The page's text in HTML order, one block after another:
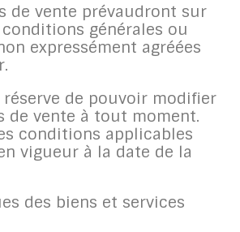
de vente prévaudront sur
générales ou
expressément agréées
réserve de pouvoir modifier
de vente à tout moment.
conditions applicables
vigueur à la date de la
des biens et services